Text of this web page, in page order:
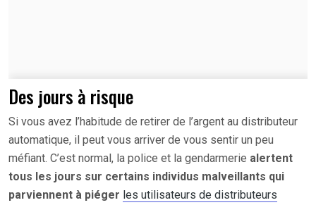
Des jours à risque
Si vous avez l’habitude de retirer de l’argent au distributeur
automatique, il peut vous arriver de vous sentir un peu
méfiant. C’est normal, la police et la gendarmerie alertent
tous les jours sur certains individus malveillants qui
parviennent à piéger les utilisateurs de distributeurs